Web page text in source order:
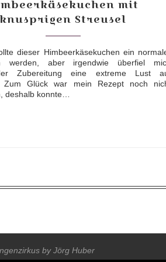
mit
knusprigen Streusel
dieser Himbeerkäsekuchen ein
werden, aber irgendwie überfiel
Zubereitung eine extreme Lust
Zum Glück war mein Rezept noch
deshalb konnte…
by Jörg Huber